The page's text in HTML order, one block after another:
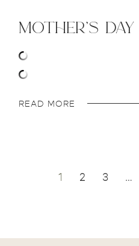
mother’s
READ MORE
1 2 3 …